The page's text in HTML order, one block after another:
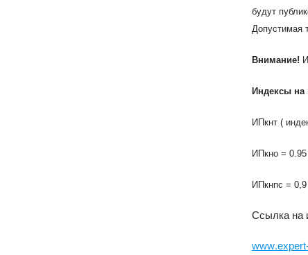
будут
Допустимая
Внимание!
Индексы на
ИПкнт (
ИПкно = 0.95
ИПкнпс = 0,9
Ссылка на
www.expert